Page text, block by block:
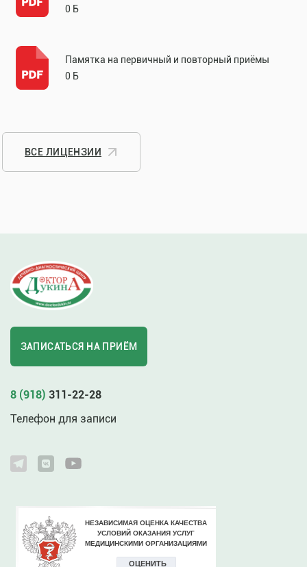
0 Б
Памятка на первичный и повторный приёмы
0 Б
ВСЕ ЛИЦЕНЗИИ
ЗАПИСАТЬСЯ НА ПРИЁМ
8 (918) 311-22-28
Телефон для записи